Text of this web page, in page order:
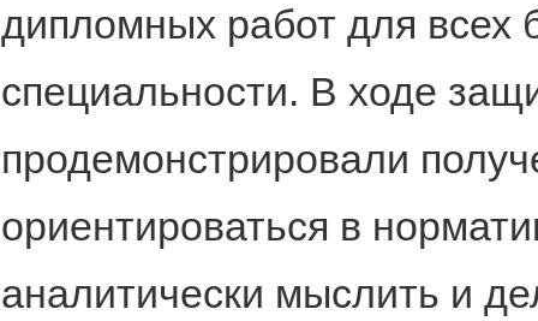
дипломных работ для всех
специальности. В ходе
продемонстрировали
ориентироваться в
аналитически мыслить и